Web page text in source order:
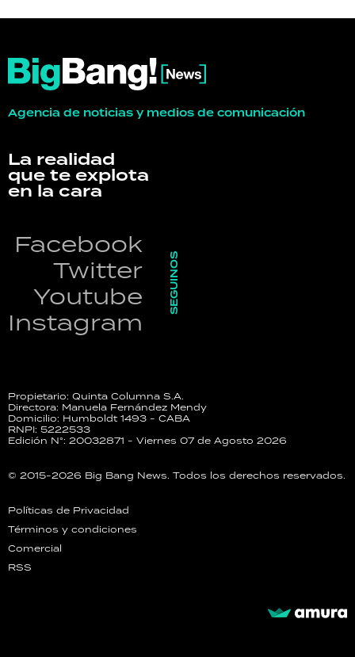
Agencia de noticias y medios de comunicación
La realidad
que te explota
en la cara
Facebook
Twitter
Youtube
Instagram
SEGUINOS
Propietario: Quinta Columna S.A.
Directora: Manuela Fernández Mendy
Domicilio: Humboldt 1493 - CABA
RNPI: 5222533
Edición N°: 20032871 - Viernes 07 de Agosto 2026
© 2015-2026 Big Bang News. Todos los derechos reservados.
Políticas de Privacidad
Términos y condiciones
Comercial
RSS